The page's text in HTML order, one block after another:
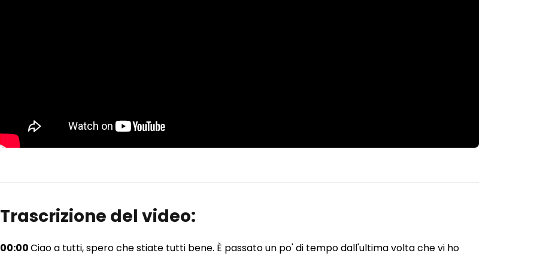
Trascrizione del video:
00:00Ciao a tutti, spero che stiate tutti bene. È passato un po' di tempo dall'ultima volta che vi ho